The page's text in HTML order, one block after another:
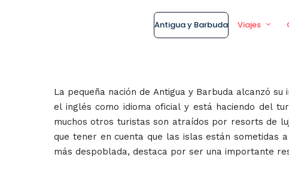
Antigua y Barbuda Viajes
La pequeña nación de Antigua y Barbuda alcanzó
el inglés como idioma oficial y está haciendo del
muchos otros turistas son atraídos por resorts de
que tener en cuenta que las islas están sometidas
más despoblada, destaca por ser una importante